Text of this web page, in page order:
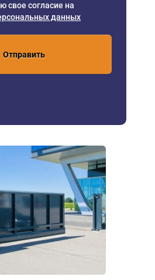
свое согласие на
данных
Отправить